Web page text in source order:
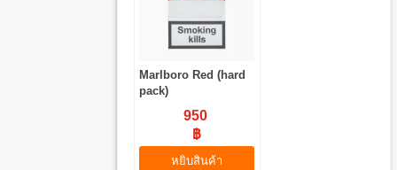
Marlboro Red (hard
pack)
950
฿
หยิบสินค้า